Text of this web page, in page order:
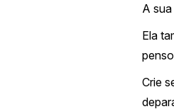
A
Ela
Crie